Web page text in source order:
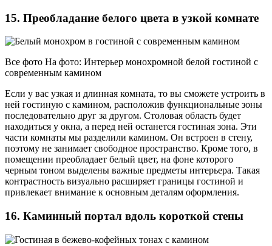
15. Преобладание белого цвета в узкой комнате
Все фото На фото: Интерьер монохромной белой гостиной с
современным камином
Если у вас узкая и длинная комната, то вы сможете устроить в
ней гостиную с камином, расположив функциональные зоны
последовательно друг за другом. Столовая область будет
находиться у окна, а перед ней останется гостиная зона. Эти
части комнаты мы разделили камином. Он встроен в стену,
поэтому не занимает свободное пространство. Кроме того, в
помещении преобладает белый цвет, на фоне которого
черным тоном выделены важные предметы интерьера. Такая
контрастность визуально расширяет границы гостиной и
привлекает внимание к основным деталям оформления.
16. Каминный портал вдоль короткой стены